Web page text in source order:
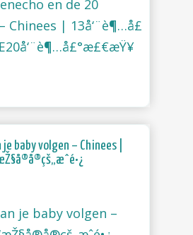
je baby volgen – Chinees |